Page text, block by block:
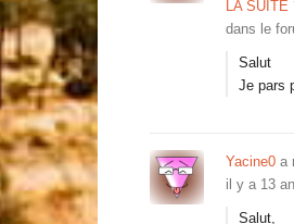
LA SUITE
dans le
Salut
Je pars
Yacine0 a
il y a 13
Salut,